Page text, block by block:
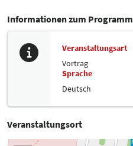
Informationen zum Programm
Veranstaltungsart
Vortrag
Sprache
Deutsch
Veranstaltungsort